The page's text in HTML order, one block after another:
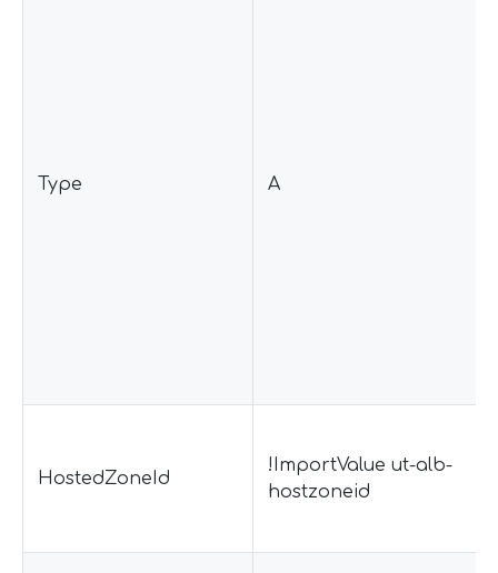
Type A
HostedZoneId
!ImportValue ut-alb-
hostzoneid